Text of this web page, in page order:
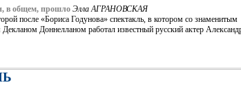
в общем, прошло Элла АГРАНОВСКАЯ
после «Бориса Годунова» спектакль, в котором со знаменитым
Доннелланом работал известный русский актер